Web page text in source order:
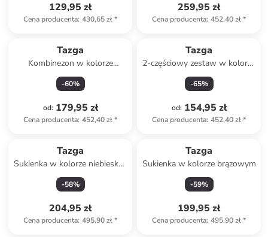
129,95 zł
Cena producenta: 430,65 zł*
259,95 zł
Cena producenta: 452,40 zł*
Tazga
Kombinezon w kolorze
zielonym
-60%
od: 179,95 zł
Cena producenta: 452,40 zł*
Tazga
2-częściowy zestaw w kolorze
czarno-białym
-65%
od: 154,95 zł
Cena producenta: 452,40 zł*
Tazga
Sukienka w kolorze niebiesko-
żółto-zielonym
-58%
204,95 zł
Cena producenta: 495,90 zł*
Tazga
Sukienka w kolorze brązowym
-59%
199,95 zł
Cena producenta: 495,90 zł*